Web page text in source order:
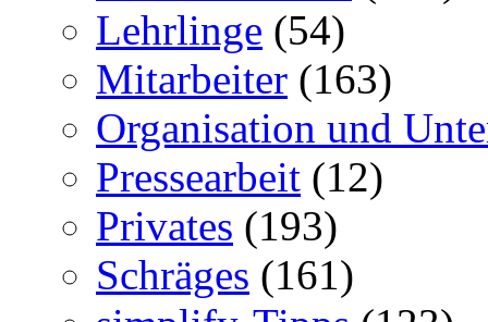
Lehrlinge (54)
Mitarbeiter (163)
Organisation und
Pressearbeit (12)
Privates (193)
Schräges (161)